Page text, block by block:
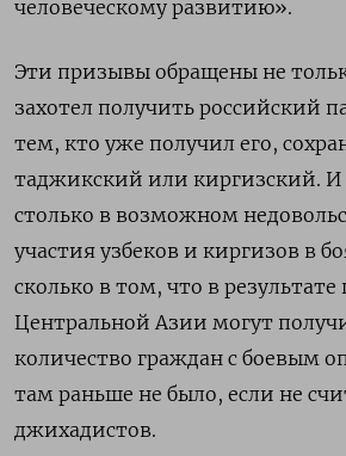
человеческому развитию».
Эти призывы обращены не
захотел получить российский
тем, кто уже получил его,
таджикский или киргизский. И
столько в возможном
участия узбеков и киргизов в
сколько в том, что в результате
Центральной Азии могут
количество граждан с боевым
там раньше не было, если не
джихадистов.